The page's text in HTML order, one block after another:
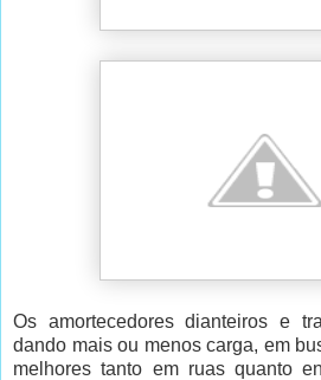
Os amortecedores dianteiros e
dando mais ou menos carga, em
melhores tanto em ruas quanto